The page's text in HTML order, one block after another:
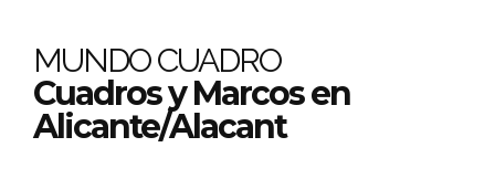
MUNDO CUADRO
Cuadros y Marcos en
Alicante/Alacant